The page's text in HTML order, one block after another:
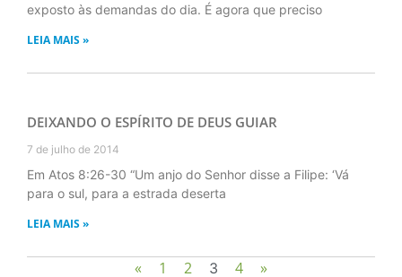
exposto às demandas do dia. É agora que preciso
LEIA MAIS »
DEIXANDO O ESPÍRITO DE DEUS GUIAR
7 de julho de 2014
Em Atos 8:26-30 “Um anjo do Senhor disse a Filipe: ‘Vá
para o sul, para a estrada deserta
LEIA MAIS »
« 1 2 3 4 »